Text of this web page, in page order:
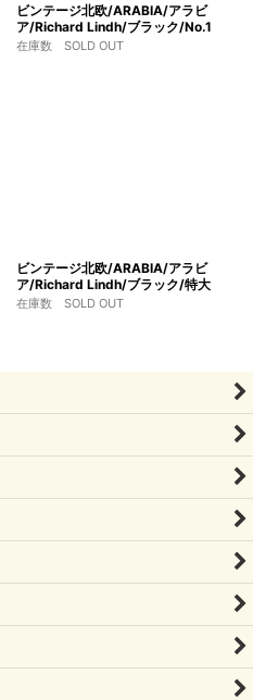
ビンテージ北欧/ARABIA/アラビ
ア/Richard Lindh/ブラック/No.1
在庫数 SOLD OUT
ビンテージ北欧/ARABIA/アラビ
ア/Richard Lindh/ブラック/特大
在庫数 SOLD OUT